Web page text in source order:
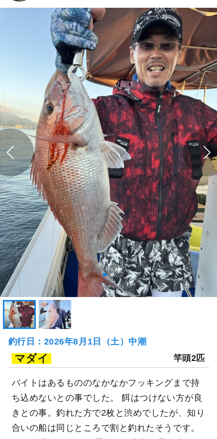
釣行日：2026年8月1日（土）中潮
マダイ 竿頭2匹
バイトはあるもののなかなかフッキングまで持
ち込めないとの事でした。 餌はつけない方が良
きとの事。釣れた方で2枚と渋めでしたが、知り
合いの船は同じところで割と釣れたそうです。